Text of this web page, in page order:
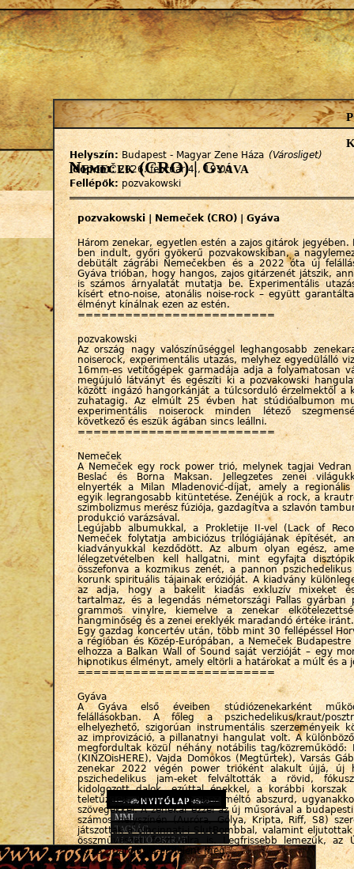
Jump to navigation
Nemeček (CRO) | Gyáva
Helyszín: Budapest - Magyar Zene Háza (Városliget)
Időpont:2026. február 4., 19:00
Fellépők: pozvakowski
pozvakowski | Nemeček (CRO) | Gyáva
Három zenekar, egyetlen estén a zajos gitárok jegyében.
ben indult, győri gyökerű pozvakowskiban, a
debütált zágrábi Nemečekben és a 2022 óta új
Gyáva trióban, hogy hangos, zajos gitárzenét játszik,
is számos árnyalatát mutatja be. Experimentális
kísért etno-noise, atonális noise-rock – együtt
élményt kínálnak ezen az estén.
=========================
pozvakowski
Az ország nagy valószínűséggel leghangosabb
noiserock, experimentális utazás, melyhez egyedülálló
16mm-es vetítőgépek garmadája adja a folyamatosan
megújuló látványt és egészíti ki a pozvakowski
között ingázó hangorkánját a túlcsorduló érzelmektől a
zuhatagig. Az elmúlt 25 évben hat stúdióalbumon
experimentális noiserock minden létező
következő és eszük ágában sincs leállni.
=========================
Nemeček
A Nemeček egy rock power trió, melynek tagjai
Beslać és Borna Maksan. Jellegzetes zenei
elnyerték a Milan Mladenović-díjat, amely a
egyik legrangosabb kitüntetése. Zenéjük a rock, a
szimbolizmus merész fúziója, gazdagítva a szlavón
produkció varázsával.
Legújabb albumukkal, a Prokletije II-vel (Lack of
Nemeček folytatja ambiciózus trilógiájának építését,
kiadványukkal kezdődött. Az album olyan egész,
lélegzetvételben kell hallgatni, mint egyfajta
összefonva a kozmikus zenét, a pannon
korunk spirituális tájainak erózióját. A kiadvány
az adja, hogy a bakelit kiadás exkluzív mixeket
tartalmaz, és a legendás németországi Pallas gyárban
grammos vinylre, kiemelve a zenekar
hangminőség és a zenei ereklyék maradandó értéke iránt.
Egy gazdag koncertév után, több mint 30 fellépéssel
a régióban és Közép-Európában, a Nemeček
elhozza a Balkan Wall of Sound saját verzióját – egy
hipnotikus élményt, amely eltörli a határokat a múlt és a
=========================
Gyáva
A Gyáva első éveiben stúdiózenekarként
felállásokban. A főleg a pszichedelikus/kraut/
elhelyezhető, szigorúan instrumentális szerzeményeik
az improvizáció, a pillanatnyi hangulat volt. A
megfordultak közül néhány notábilis tag/közreműködő:
(KINZOisHERE), Vajda Domokos (Megtűrtek), Varsás
zenekar 2022 végén power trióként alakult újjá, új
pszichedelikus jam-eket felváltották a rövid,
kidolgozott dalok, ezúttal énekkel, a korábbi korszak
teletűzdelt, különös címeihez méltó abszurd,
szövegekkel. A zenekar ezzel az új műsorával a
számos helyszínén (Auróra, Gólya, Kripta, Riff, S8)
játszottak a cincinnati-i SlutBombbal, valamint
összművészeti fesztiválra is. Legfrissebb lemezük, az
2025. március 9-én jelent meg.
MMI
TAGSÁG
ALAPÍTÓ OKIRAT
KÖZHASZN. JEL.
1%